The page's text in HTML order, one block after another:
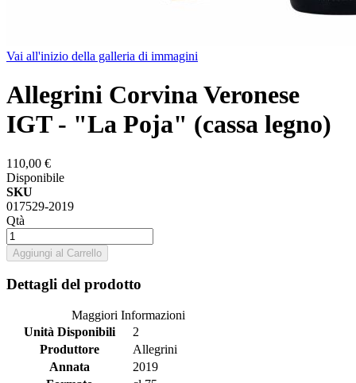
Vai all'inizio della galleria di immagini
Allegrini Corvina Veronese
IGT - "La Poja" (cassa legno)
110,00 €
Disponibile
SKU
017529-2019
Qtà
Aggiungi al Carrello
Dettagli del prodotto
Maggiori Informazioni
Unità Disponibili
2
Produttore
Allegrini
Annata
2019